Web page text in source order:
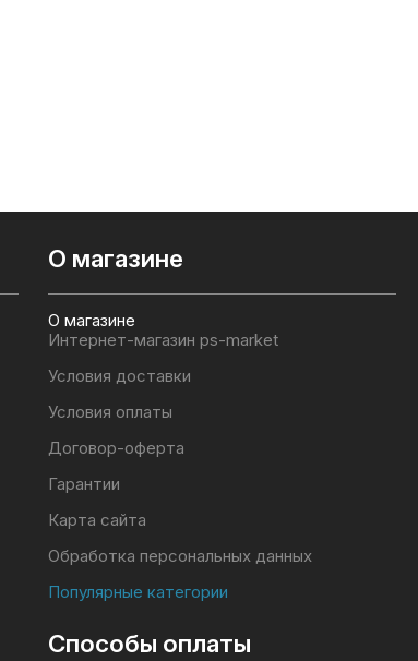
О магазине
О магазине
Интернет-магазин ps-market
Условия доставки
Условия оплаты
Договор-оферта
Гарантии
Карта сайта
Обработка персональных данных
Популярные категории
Способы оплаты